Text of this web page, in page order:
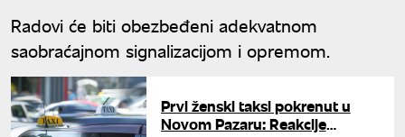
Radovi će biti obezbeđeni adekvatnom
saobraćajnom signalizacijom i opremom.
Prvi ženski taksi pokrenut u
Novom Pazaru: Reakcije